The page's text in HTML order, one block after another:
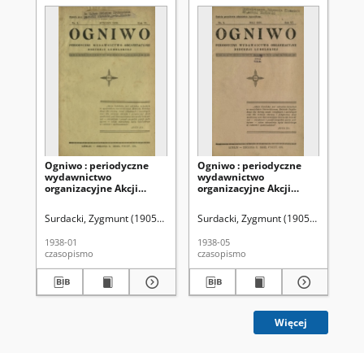
Ogniwo : periodyczne
wydawnictwo
organizacyjne Akcji
(styczeń 1938)
Surdacki, Zygmunt (1905-1941). Red Akcja Katolicka Diecezji
1938-01
czasopismo
Ogniwo : periodyczne
wydawnictwo
organizacyjne Akcji
1938)
Surdacki, Zygmunt (1905-1941). Red
1938-05
czasopismo
Więcej